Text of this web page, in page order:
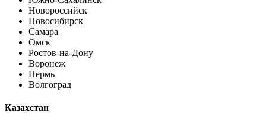
Новороссийск
Новосибирск
Самара
Омск
Ростов-на-Дону
Воронеж
Пермь
Волгоград
Казахстан